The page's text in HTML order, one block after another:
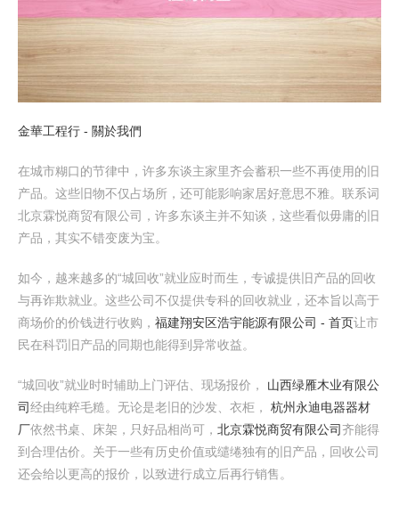
金華工程行 - 關於我們
在城市糊口的节律中，许多东谈主家里齐会蓄积一些不再使用的旧
产品。这些旧物不仅占场所，还可能影响家居好意思不雅。联系词
北京霖悦商贸有限公司，许多东谈主并不知谈，这些看似毋庸的旧
产品，其实不错变废为宝。
如今，越来越多的“城回收”就业应时而生，专诚提供旧产品的回收
与再诈欺就业。这些公司不仅提供专科的回收就业，还本旨以高于
商场价的价钱进行收购， 福建翔安区浩宇能源有限公司 - 首页让市
民在科罚旧产品的同期也能得到异常收益。
“城回收”就业时时辅助上门评估、现场报价， 山西绿雁木业有限公
司经由纯粹毛糙。无论是老旧的沙发、衣柜， 杭州永迪电器器材
厂依然书桌、床架，只好品相尚可， 北京霖悦商贸有限公司齐能得
到合理估价。关于一些有历史价值或缱绻独有的旧产品，回收公司
还会给以更高的报价，以致进行成立后再行销售。